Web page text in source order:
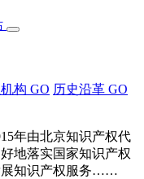
构 GO 历史沿革 GO
年由北京知识产权代
地落实国家知识产权
展知识产权服务……